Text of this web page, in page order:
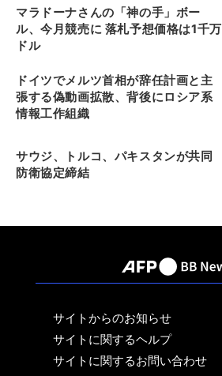
マラドーナさんの「神の手」ボー
ル、今月競売に 落札予想価格は1千万
ドル
ドイツでメルツ首相が辞任計画と主
張する偽動画拡散、背後にロシア系
情報工作組織
サウジ、トルコ、パキスタンが共同
防衛協定締結
サイトからのお知らせ
サイトに関するヘルプ
サイトに関するお問い合わせ